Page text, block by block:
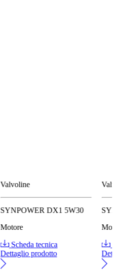
Valvoline
SYNPOWER DX1 5W30
Motore
Scheda tecnica
Dettaglio prodotto